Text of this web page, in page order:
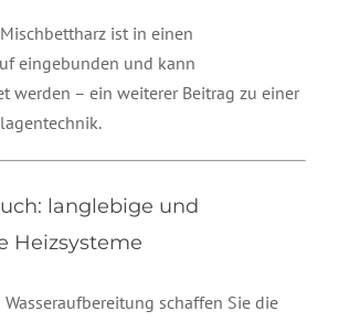
ist in einen
eingebunden und kann
werden – ein weiterer Beitrag zu einer
langlebige und
Heizsysteme
schaffen Sie die